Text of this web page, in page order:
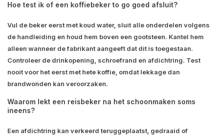
Hoe test ik of een koffiebeker to go goed afsluit?
Vul de beker eerst met koud water, sluit alle onderdelen volgens
de handleiding en houd hem boven een gootsteen. Kantel hem
alleen wanneer de fabrikant aangeeft dat dit is toegestaan.
Controleer de drinkopening, schroefrand en afdichtring. Test
nooit voor het eerst met hete koffie, omdat lekkage dan
brandwonden kan veroorzaken.
Waarom lekt een reisbeker na het schoonmaken soms
ineens?
Een afdichtring kan verkeerd teruggeplaatst, gedraaid of